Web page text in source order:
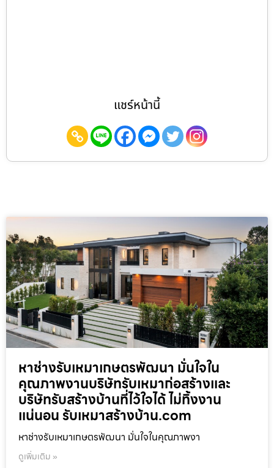
แชร์หน้านี้
หาช่างรับเหมาเกษตรพัฒนา มั่นใจใน
คุณภาพงานบริษัทรับเหมาก่อสร้างและ
บริษัทรับสร้างบ้านที่ไว้ใจได้ ไม่ทิ้งงาน
แน่นอน รับเหมาสร้างบ้าน.com
หาช่างรับเหมาเกษตรพัฒนา มั่นใจในคุณภาพงา
ดูเพิ่มเติม »